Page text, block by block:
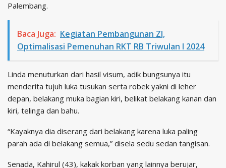
Palembang.
Baca Juga: Kegiatan Pembangunan ZI,
Optimalisasi Pemenuhan RKT RB Triwulan I 2024
Linda menuturkan dari hasil visum, adik bungsunya itu
menderita tujuh luka tusukan serta robek yakni di leher
depan, belakang muka bagian kiri, belikat belakang kanan dan
kiri, telinga dan bahu.
“Kayaknya dia diserang dari belakang karena luka paling
parah ada di belakang semua,” disela sedu sedan tangisan.
Senada, Kahirul (43), kakak korban yang lainnya berujar,